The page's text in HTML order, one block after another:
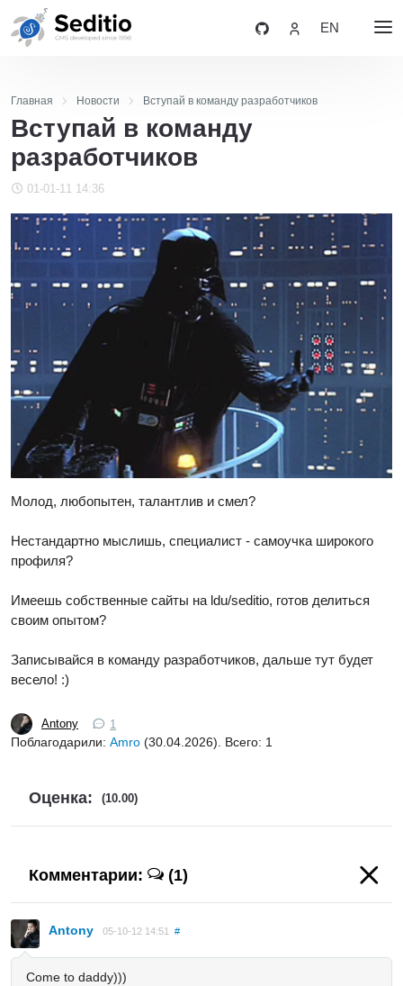
EN
Главная Новости Вступай в команду разработчиков
Вступай в команду
разработчиков
01-01-11 14:36
Молод, любопытен, талантлив и смел?
Нестандартно мыслишь, специалист - самоучка широкого
профиля?
Имеешь собственные сайты на ldu/seditio, готов делиться
своим опытом?
Записывайся в команду разработчиков, дальше тут будет
весело! :)
Antony 1
Поблагодарили: Amro (30.04.2026). Всего: 1
Оценка: (10.00)
Комментарии: (1)
Antony 05-10-12 14:51 #
Come to daddy)))